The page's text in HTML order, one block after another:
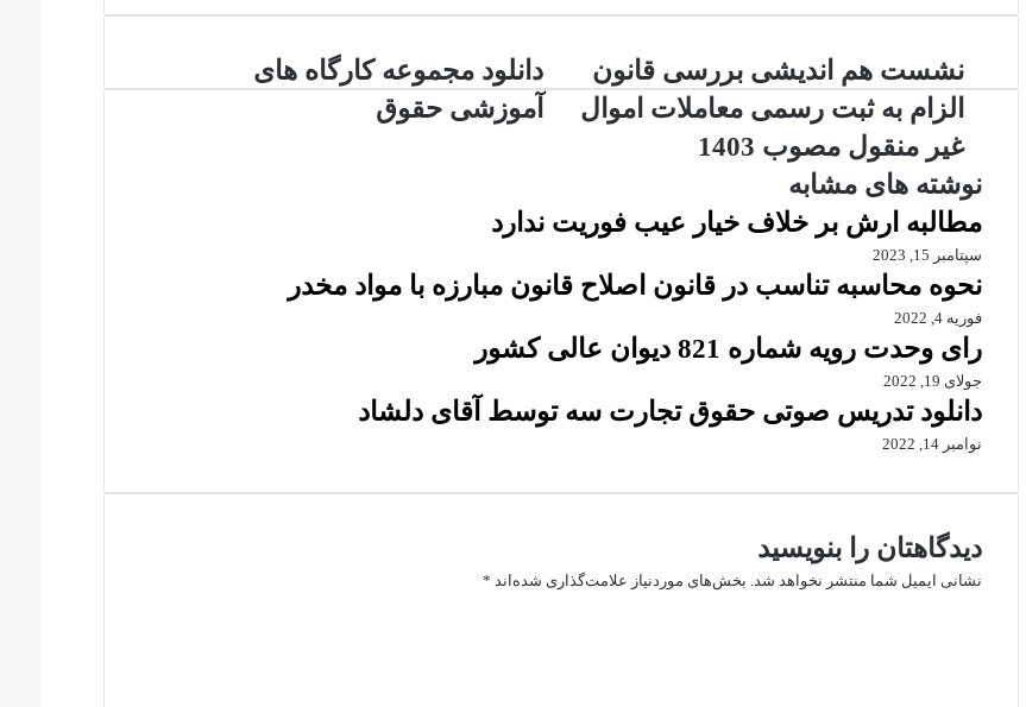
دانلود
مجموعه
کارگاه
دانلود مجموعه کارگاه های
آموزشی حقوق
نشست
هم
اندیشی
بررسی
قانون
الزام
رسمی
معاملات
اموال
غیر
منقول
مصوب
1403
نشست هم اندیشی بررسی قانون
الزام به ثبت رسمی معاملات اموال
غیر منقول مصوب 1403
نوشته های مشابه
مطالبه ارش بر خلاف خيار عيب فوريت ندارد
سپتامبر 15, 2023
نحوه محاسبه تناسب در قانون اصلاح قانون مبارزه با مواد مخدر
فوریه 4, 2022
رای وحدت رویه شماره 821 دیوان عالی کشور
جولای 19, 2022
دانلود تدریس صوتی حقوق تجارت سه توسط آقای دلشاد
نوامبر 14, 2022
دیدگاهتان را بنویسید
نشانی ایمیل شما منتشر نخواهد شد. بخش‌های موردنیاز علامت‌گذاری شده‌اند *